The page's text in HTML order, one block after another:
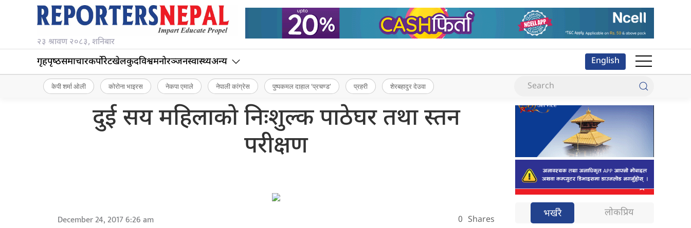
२३ श्रावण २०८३, शनिबार
गृहपृष्‍ठसमाचारकर्पोरेटखेलकुदविश्वमनोरञ्जनस्वास्थ्यअन्य English
केपी शर्मा ओली कोरोना भाइरस नेकपा एमाले नेपाली कांग्रेस पुष्पकमल दाहाल ‘प्रचण्ड’ प्रहरी शेरबहादुर देउवा
दुई सय महिलाको निःशुल्क पाठेघर तथा स्तन
परीक्षण
December 24, 2017 6:26 am 0 Shares
भर्खरै लोकप्रिय